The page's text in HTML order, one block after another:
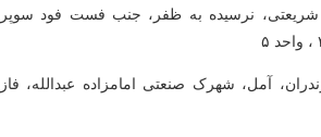
شریعتی، نرسیده به ظفر، جنب فست فود سوپر
آمل، شهرک صنعتی امامزاده عبدالله، فاز